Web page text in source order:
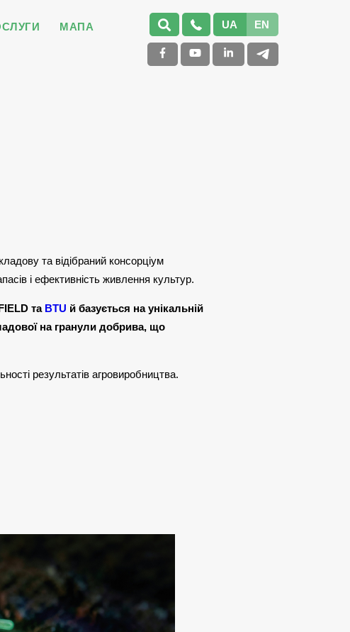
МАПА
UA EN
та відібраний консорціум
і ефективність живлення культур.
та BTU й базується на унікальній
на гранули добрива, що
результатів агровиробництва.